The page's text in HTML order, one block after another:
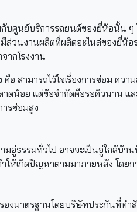
กับศูนย์บริการรถยนต์ของยี่ห้อนั้น
ส่วนงานผลิตที่ผลิตอะไหล่ของยี่ห้อ
ากโรงงาน
อ สามารถไว้ใจเรื่องการซ่อม คว
าดน้อย แต่ข้อจำกัดคือรอคิวนาน แ
ารซ่อมสูง
มอู่ธรรมทั่วไป อาจจะเป็นอู่ใกล้บ้
ำให้เกิดปัญหาตามมาภายหลัง โดย
องมาตรฐานโดยบริษัทประกันที่ทำสั